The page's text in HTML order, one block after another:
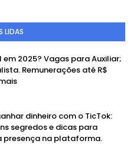
LIDAS
em 2025? Vagas para Auxiliar;
Remunerações até R$
dinheiro com o TicTok:
segredos e dicas para
presença na plataforma.